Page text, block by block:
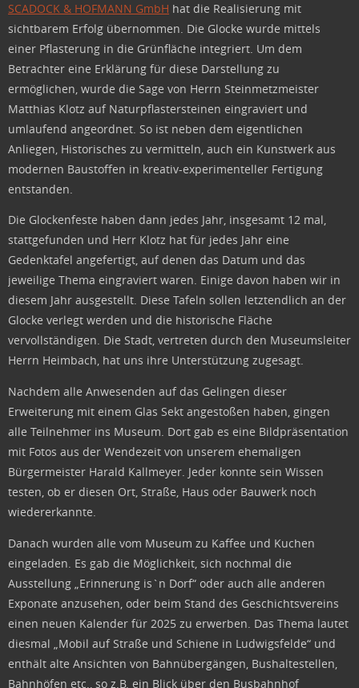
SCADOCK & HOFMANN GmbH hat die Realisierung mit
sichtbarem Erfolg übernommen. Die Glocke wurde mittels
einer Pflasterung in die Grünfläche integriert. Um dem
Betrachter eine Erklärung für diese Darstellung zu
ermöglichen, wurde die Sage von Herrn Steinmetzmeister
Matthias Klotz auf Naturpflastersteinen eingraviert und
umlaufend angeordnet. So ist neben dem eigentlichen
Anliegen, Historisches zu vermitteln, auch ein Kunstwerk aus
modernen Baustoffen in kreativ-experimenteller Fertigung
entstanden.
Die Glockenfeste haben dann jedes Jahr, insgesamt 12 mal,
stattgefunden und Herr Klotz hat für jedes Jahr eine
Gedenktafel angefertigt, auf denen das Datum und das
jeweilige Thema eingraviert waren. Einige davon haben wir in
diesem Jahr ausgestellt. Diese Tafeln sollen letztendlich an der
Glocke verlegt werden und die historische Fläche
vervollständigen. Die Stadt, vertreten durch den Museumsleiter
Herrn Heimbach, hat uns ihre Unterstützung zugesagt.
Nachdem alle Anwesenden auf das Gelingen dieser
Erweiterung mit einem Glas Sekt angestoßen haben, gingen
alle Teilnehmer ins Museum. Dort gab es eine Bildpräsentation
mit Fotos aus der Wendezeit von unserem ehemaligen
Bürgermeister Harald Kallmeyer. Jeder konnte sein Wissen
testen, ob er diesen Ort, Straße, Haus oder Bauwerk noch
wiedererkannte.
Danach wurden alle vom Museum zu Kaffee und Kuchen
eingeladen. Es gab die Möglichkeit, sich nochmal die
Ausstellung „Erinnerung is`n Dorf“ oder auch alle anderen
Exponate anzusehen, oder beim Stand des Geschichtsvereins
einen neuen Kalender für 2025 zu erwerben. Das Thema lautet
diesmal „Mobil auf Straße und Schiene in Ludwigsfelde“ und
enthält alte Ansichten von Bahnübergängen, Bushaltestellen,
Bahnhöfen etc., so z.B. ein Blick über den Busbahnhof